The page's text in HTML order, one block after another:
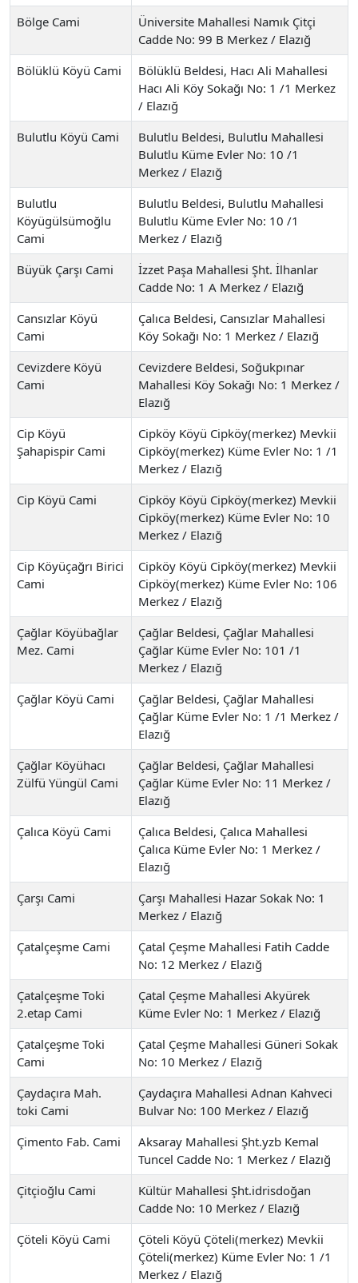
Bölge Cami
Üniversite Mahallesi Namık Çitçi
Cadde No: 99 B Merkez / Elazığ
Bölüklü Köyü Cami
Bölüklü Beldesi, Hacı Ali Mahallesi
Hacı Ali Köy Sokağı No: 1 /1 Merkez
/ Elazığ
Bulutlu Köyü Cami
Bulutlu Beldesi, Bulutlu Mahallesi
Bulutlu Küme Evler No: 10 /1
Merkez / Elazığ
Bulutlu
Köyügülsümoğlu
Cami
Bulutlu Beldesi, Bulutlu Mahallesi
Bulutlu Küme Evler No: 10 /1
Merkez / Elazığ
Büyük Çarşı Cami
İzzet Paşa Mahallesi Şht. İlhanlar
Cadde No: 1 A Merkez / Elazığ
Cansızlar Köyü
Cami
Çalıca Beldesi, Cansızlar Mahallesi
Köy Sokağı No: 1 Merkez / Elazığ
Cevizdere Köyü
Cami
Cevizdere Beldesi, Soğukpınar
Mahallesi Köy Sokağı No: 1 Merkez /
Elazığ
Cip Köyü
Şahapispir Cami
Cipköy Köyü Cipköy(merkez) Mevkii
Cipköy(merkez) Küme Evler No: 1 /1
Merkez / Elazığ
Cip Köyü Cami
Cipköy Köyü Cipköy(merkez) Mevkii
Cipköy(merkez) Küme Evler No: 10
Merkez / Elazığ
Cip Köyüçağrı Birici
Cami
Cipköy Köyü Cipköy(merkez) Mevkii
Cipköy(merkez) Küme Evler No: 106
Merkez / Elazığ
Çağlar Köyübağlar
Mez. Cami
Çağlar Beldesi, Çağlar Mahallesi
Çağlar Küme Evler No: 101 /1
Merkez / Elazığ
Çağlar Köyü Cami
Çağlar Beldesi, Çağlar Mahallesi
Çağlar Küme Evler No: 1 /1 Merkez /
Elazığ
Çağlar Köyühacı
Zülfü Yüngül Cami
Çağlar Beldesi, Çağlar Mahallesi
Çağlar Küme Evler No: 11 Merkez /
Elazığ
Çalıca Köyü Cami
Çalıca Beldesi, Çalıca Mahallesi
Çalıca Küme Evler No: 1 Merkez /
Elazığ
Çarşı Cami
Çarşı Mahallesi Hazar Sokak No: 1
Merkez / Elazığ
Çatalçeşme Cami
Çatal Çeşme Mahallesi Fatih Cadde
No: 12 Merkez / Elazığ
Çatalçeşme Toki
2.etap Cami
Çatal Çeşme Mahallesi Akyürek
Küme Evler No: 1 Merkez / Elazığ
Çatalçeşme Toki
Cami
Çatal Çeşme Mahallesi Güneri Sokak
No: 10 Merkez / Elazığ
Çaydaçıra Mah.
toki Cami
Çaydaçıra Mahallesi Adnan Kahveci
Bulvar No: 100 Merkez / Elazığ
Çimento Fab. Cami
Aksaray Mahallesi Şht.yzb Kemal
Tuncel Cadde No: 1 Merkez / Elazığ
Çitçioğlu Cami
Kültür Mahallesi Şht.idrisdoğan
Cadde No: 10 Merkez / Elazığ
Çöteli Köyü Cami
Çöteli Köyü Çöteli(merkez) Mevkii
Çöteli(merkez) Küme Evler No: 1 /1
Merkez / Elazığ